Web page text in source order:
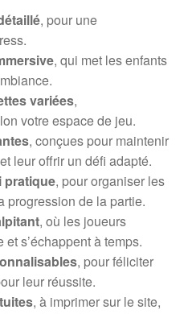
, pour une
, qui met les enfants
variées,
votre espace de jeu.
, conçues pour maintenir
leur offrir un défi adapté.
pratique, pour organiser les
progression de la partie.
, où les joueurs
et s’échappent à temps.
, pour féliciter
leur réussite.
, à imprimer sur le site,